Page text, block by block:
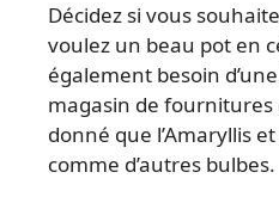
Décidez si vous
voulez un beau pot en
également besoin
magasin de fournitures
donné que l’Amaryllis
comme d’autres bulbes.